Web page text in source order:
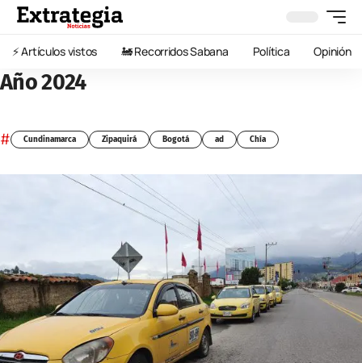
⚡️ Artículos vistos 🚂 Recorridos Sabana Política Opinión
Año 2024
# Cundinamarca Zipaquirá Bogotá ad Chía